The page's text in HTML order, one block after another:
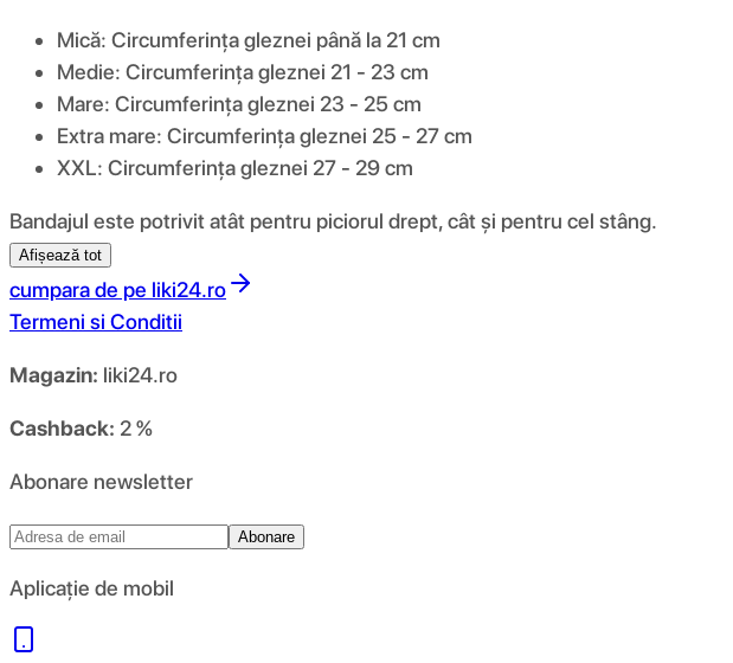
Mică: Circumferința gleznei până la 21 cm
Medie: Circumferința gleznei 21 - 23 cm
Mare: Circumferința gleznei 23 - 25 cm
Extra mare: Circumferința gleznei 25 - 27 cm
XXL: Circumferința gleznei 27 - 29 cm
Bandajul este potrivit atât pentru piciorul drept, cât și pentru cel stâng.
Afișează tot
cumpara de pe liki24.ro
Termeni si Conditii
Magazin: liki24.ro
Cashback: 2 %
Abonare newsletter
Abonare
Aplicație de mobil